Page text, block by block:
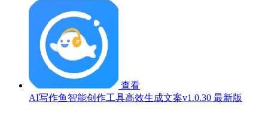
查看
AI写作鱼智能创作工具高效生成文案v1.0.30 最新版